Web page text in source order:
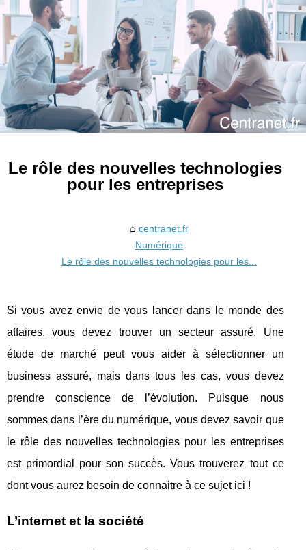
Le rôle des nouvelles technologies
pour les entreprises
centranet.fr
Numérique
Le rôle des nouvelles technologies pour les...
Si vous avez envie de vous lancer dans le monde des
affaires, vous devez trouver un secteur assuré. Une
étude de marché peut vous aider à sélectionner un
business assuré, mais dans tous les cas, vous devez
prendre conscience de l’évolution. Puisque nous
sommes dans l’ère du numérique, vous devez savoir que
le rôle des nouvelles technologies pour les entreprises
est primordial pour son succès. Vous trouverez tout ce
dont vous aurez besoin de connaitre à ce sujet ici !
L’internet et la société